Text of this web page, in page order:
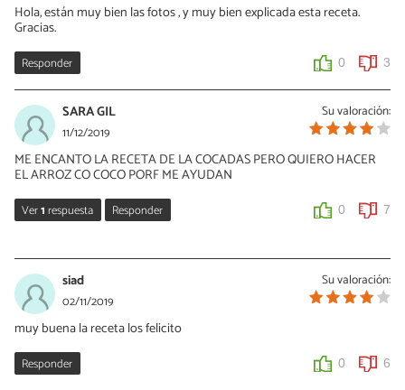
Hola, están muy bien las fotos , y muy bien explicada esta receta.
Gracias.
Responder 0 3
Su valoración:
SARA GIL
11/12/2019
ME ENCANTO LA RECETA DE LA COCADAS PERO QUIERO HACER
EL ARROZ CO COCO PORF ME AYUDAN
Ver1respuesta Responder 0 7
Hola, para haer el arroz con coco, se ralla el coco y se licua con
poca agua (un vaso de agua de 8 onzas) se cuela y la leche que
sale, se sofrie en una sarten hasta que dore y queden unos
sacado del mismo coco, cuando cueles el coco, lo reservas
nuevamente con 3 tazas de agua, le colocas sal normal y le
Su valoración:
siad
02/11/2019
muy buena la receta los felicito
Responder 0 6